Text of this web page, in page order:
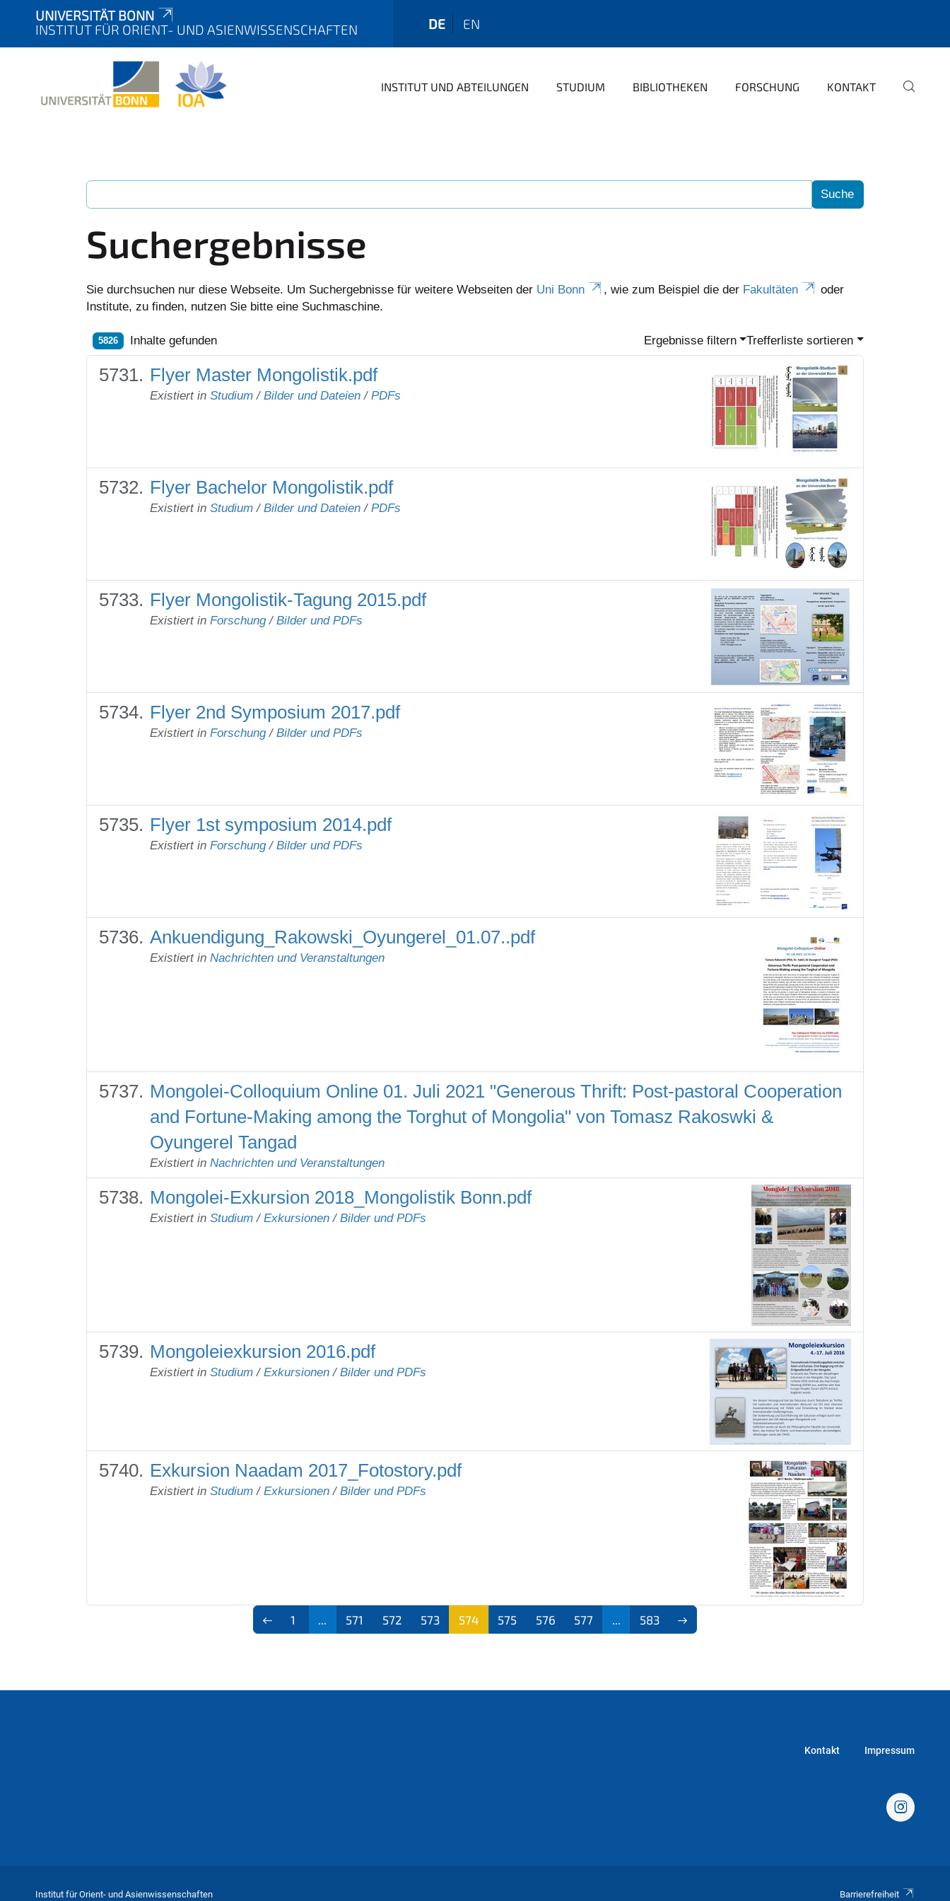
UNIVERSITÄT BONN
INSTITUT FÜR ORIENT- UND ASIENWISSENSCHAFTEN
DE EN
INSTITUT UND ABTEILUNGEN STUDIUM BIBLIOTHEKEN FORSCHUNG KONTAKT
Suchergebnisse
Sie durchsuchen nur diese Webseite. Um Suchergebnisse für weitere Webseiten der Uni Bonn , wie zum Beispiel die der Fakultäten
oder
Institute, zu finden, nutzen Sie bitte eine Suchmaschine.
5826 Inhalte gefunden Ergebnisse filtern Trefferliste sortieren
Flyer Master Mongolistik.pdf
Existiert in Studium / Bilder und Dateien / PDFs
Flyer Bachelor Mongolistik.pdf
Existiert in Studium / Bilder und Dateien / PDFs
Flyer Mongolistik-Tagung 2015.pdf
Existiert in Forschung / Bilder und PDFs
Flyer 2nd Symposium 2017.pdf
Existiert in Forschung / Bilder und PDFs
Flyer 1st symposium 2014.pdf
Existiert in Forschung / Bilder und PDFs
Ankuendigung_Rakowski_Oyungerel_01.07..pdf
Existiert in Nachrichten und Veranstaltungen
Mongolei-Colloquium Online 01. Juli 2021 "Generous Thrift: Post-pastoral Cooperation
and Fortune-Making among the Torghut of Mongolia" von Tomasz Rakoswki &
Oyungerel Tangad
Existiert in Nachrichten und Veranstaltungen
Mongolei-Exkursion 2018_Mongolistik Bonn.pdf
Existiert in Studium / Exkursionen / Bilder und PDFs
Mongoleiexkursion 2016.pdf
Existiert in Studium / Exkursionen / Bilder und PDFs
Exkursion Naadam 2017_Fotostory.pdf
Existiert in Studium / Exkursionen / Bilder und PDFs
1 571 572 573
574
575 576 577 583
Kontakt Impressum
Institut für Orient- und Asienwissenschaften Barrierefreiheit